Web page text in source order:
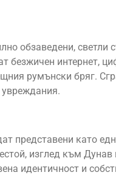
обзаведени, светли
безжичен интернет,
румънски бряг.
увреждания.
представени като
изглед към Дунав
идентичност и